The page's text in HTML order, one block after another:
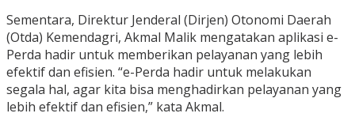
Sementara, Direktur Jenderal (Dirjen) Otonomi Daerah
(Otda) Kemendagri, Akmal Malik mengatakan aplikasi e-
Perda hadir untuk memberikan pelayanan yang lebih
efektif dan efisien. “e-Perda hadir untuk melakukan
segala hal, agar kita bisa menghadirkan pelayanan yang
lebih efektif dan efisien,” kata Akmal.